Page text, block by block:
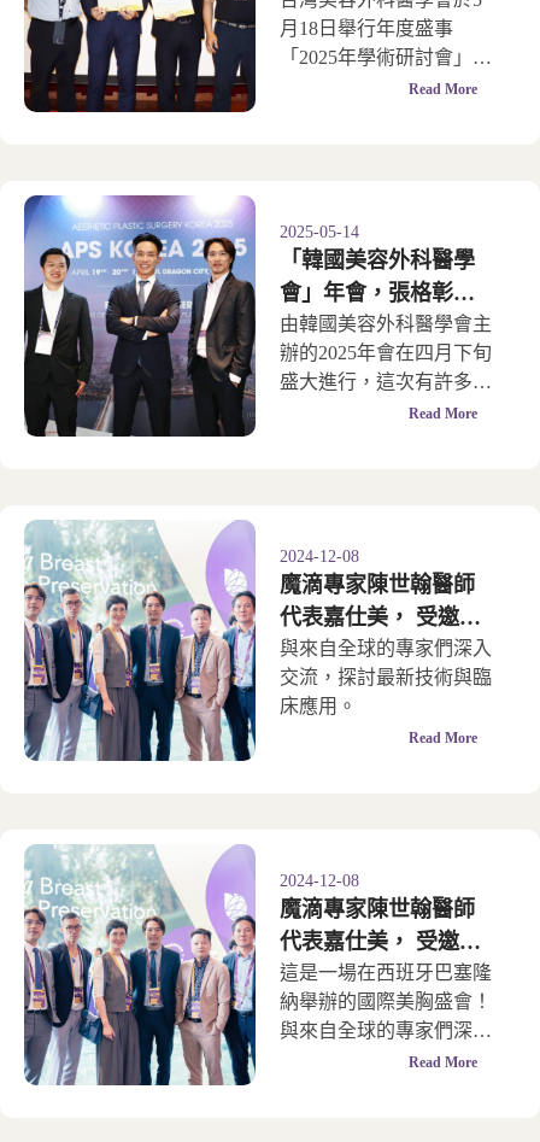
天鵝頸成形術
月18日舉行年度盛事
「2025年學術研討會」，
並邀請張格彰副院長分享
Read More
2025-05-14
「韓國美容外科醫學
會」年會，張格彰副
院長受邀分享「天鵝
頸成形術」
由韓國美容外科醫學會主
辦的2025年會在四月下旬
盛大進行，這次有許多台
灣醫師飛往韓國參與，陣
Read More
2024-12-08
魔滴專家陳世翰醫師
代表嘉仕美， 受邀飛
往歐洲參加 「Motiva
IX WSEI 世界大會」
與來自全球的專家們深入
交流，探討最新技術與臨
床應用。
Read More
2024-12-08
魔滴專家陳世翰醫師
代表嘉仕美， 受邀飛
往歐洲參加 「Motiva
IX WSEI 世界大會」
這是一場在西班牙巴塞隆
納舉辦的國際美胸盛會！
與來自全球的專家們深入
交流，探討最新技術與臨
Read More